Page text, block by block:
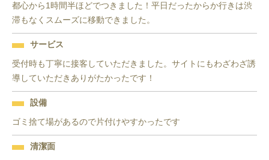
都心から1時間半ほどでつきました！平日だったからか行きは渋
滞もなくスムーズに移動できました。
サービス
受付時も丁寧に接客していただきました。サイトにもわざわざ誘
導していただきありがたかったです！
設備
ゴミ捨て場があるので片付けやすかったです
清潔面